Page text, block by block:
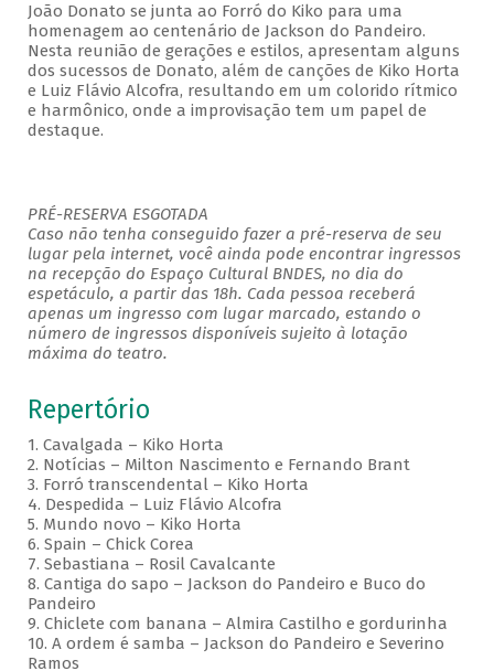
João Donato se junta ao Forró do Kiko para uma
homenagem ao centenário de Jackson do Pandeiro.
Nesta reunião de gerações e estilos, apresentam alguns
dos sucessos de Donato, além de canções de Kiko Horta
e Luiz Flávio Alcofra, resultando em um colorido rítmico
e harmônico, onde a improvisação tem um papel de
destaque.
PRÉ-RESERVA ESGOTADA
Caso não tenha conseguido fazer a pré-reserva de seu
lugar pela internet, você ainda pode encontrar ingressos
na recepção do Espaço Cultural BNDES, no dia do
espetáculo, a partir das 18h. Cada pessoa receberá
apenas um ingresso com lugar marcado, estando o
número de ingressos disponíveis sujeito à lotação
máxima do teatro.
Repertório
1. Cavalgada – Kiko Horta
2. Notícias – Milton Nascimento e Fernando Brant
3. Forró transcendental – Kiko Horta
4. Despedida – Luiz Flávio Alcofra
5. Mundo novo – Kiko Horta
6. Spain – Chick Corea
7. Sebastiana – Rosil Cavalcante
8. Cantiga do sapo – Jackson do Pandeiro e Buco do
Pandeiro
9. Chiclete com banana – Almira Castilho e gordurinha
10. A ordem é samba – Jackson do Pandeiro e Severino
Ramos